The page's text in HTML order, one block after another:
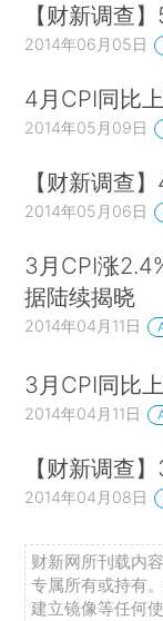
【财新调查
2014年06月05日
4月CPI同比
2014年05月09日
【财新调查
2014年05月06日
3月CPI涨
据陆续揭晓
2014年04月11日
3月CPI同比
2014年04月11日
【财新调查
2014年04月08日
财新网所刊载内
专属所有或持有
建立镜像等任何使